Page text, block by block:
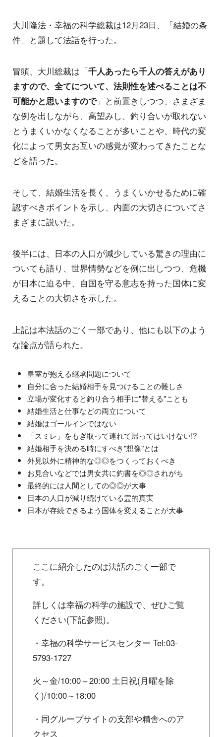
大川隆法・幸福の科学総裁は12月23日、「結婚の条
件」と題して法話を行った。
冒頭、大川総裁は「千人あったら千人の答えがあり
ますので、全てについて、法則性を述べることは不
可能かと思いますので」と前置きしつつ、さまざま
な例を出しながら、高望みし、釣り合いが取れない
とうまくいかなくなることが多いことや、時代の変
化によって男女お互いの感覚が変わってきたことな
どを語った。
そして、結婚生活を長く、うまくいかせるために確
認すべきポイントを示し、内面の大切さについてさ
まざまに説いた。
後半には、日本の人口が減少している驚きの理由に
ついても語り、世界情勢などを例に出しつつ、危機
が日本に迫る中、自国を守る意志を持った国体に変
えることの大切さを示した。
上記は本法話のごく一部であり、他にも以下のよう
な論点が語られた。
皇室が抱える継承問題について
自分に合った結婚相手を見つけることの難しさ
立場が変化すると釣り合う相手に"替える"ことも
結婚生活と仕事などの両立について
結婚はゴールインではない
「スミレ」をもぎ取って連れて帰ってはいけない!?
結婚相手を決める時にすべき"想像"とは
外見以外に精神的な◎◎をつくっておくべき
お見合いなどでは男女共に釣書を◎◎されがち
最終的には人間としての◎◎が大事
日本の人口が減り続けている霊的真実
日本が存続できるよう国体を変えることが大事
ここに紹介したのは法話のごく一部で
す。
詳しくは幸福の科学の施設で、ぜひご覧
ください(下記参照)。
・幸福の科学サービスセンター Tel:03-
5793-1727
火～金/10:00～20:00 土日祝(月曜を除
く)/10:00～18:00
・同グループサイトの支部や精舎へのア
クセス